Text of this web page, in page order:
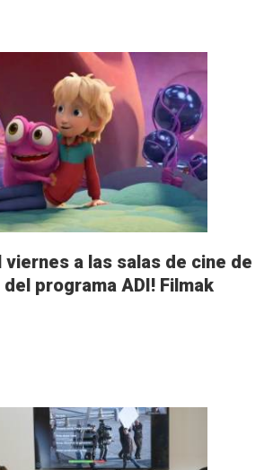
viernes a las salas de cine de
programa ADI! Filmak